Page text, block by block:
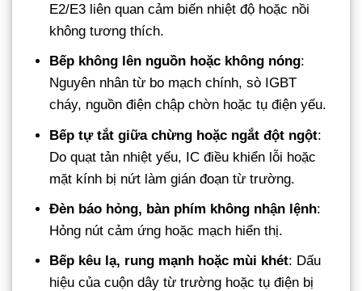
E2/E3 liên quan cảm biến nhiệt độ hoặc nồi
không tương thích.
Bếp không lên nguồn hoặc không nóng:
Nguyên nhân từ bo mạch chính, sò IGBT
cháy, nguồn điện chập chờn hoặc tụ điện yếu.
Bếp tự tắt giữa chừng hoặc ngắt đột ngột:
Do quạt tản nhiệt yếu, IC điều khiển lỗi hoặc
mặt kính bị nứt làm gián đoạn từ trường.
Đèn báo hỏng, bàn phím không nhận lệnh:
Hỏng nút cảm ứng hoặc mạch hiển thị.
Bếp kêu lạ, rung mạnh hoặc mùi khét: Dấu
hiệu của cuộn dây từ trường hoặc tụ điện bị